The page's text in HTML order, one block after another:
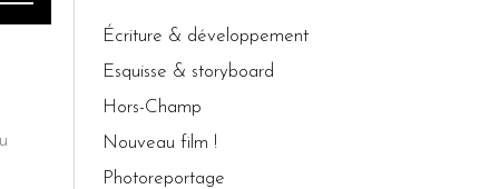
Écriture & développement
Esquisse & storyboard
Hors-Champ
Nouveau film !
Photoreportage